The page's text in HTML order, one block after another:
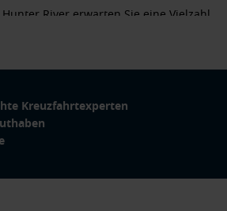
River erwarten Sie eine Vielzahl
Falls: Der Hauptanziehungspunkt, die
Becken endet. Hier können
einfach die Aussicht genießen.
den Nationalpark
führen, und genießen Sie die
Kreuzfahrtexperten